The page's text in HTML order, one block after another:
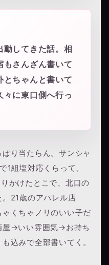
動してきた話。相
もさんざん書いて
とちゃんと書いて
々に東口側へ行っ
り当たらん。サンシャ
1組塩対応くらって、
かけたとこで、北口の
21歳のアパレル店
くちゃノリのいい子だ
屋→いい雰囲気→お持ち
込みで全部書いてく。